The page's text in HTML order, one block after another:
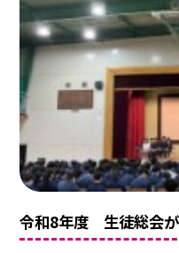
令和8年度 生徒総会が